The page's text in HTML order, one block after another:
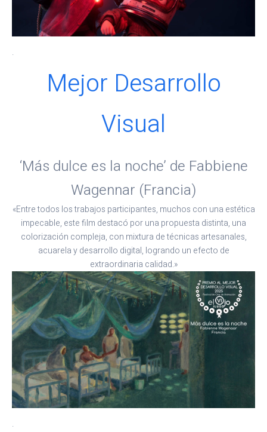
.
Mejor Desarrollo
Visual
‘Más dulce es la noche’ de Fabbiene
Wagennar (Francia)
«Entre todos los trabajos participantes, muchos con una estética
impecable, este film destacó por una propuesta distinta, una
colorización compleja, con mixtura de técnicas artesanales,
acuarela y desarrollo digital, logrando un efecto de
extraordinaria calidad.»
.